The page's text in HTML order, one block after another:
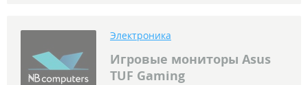
Электроника
Игровые мониторы Asus
TUF Gaming